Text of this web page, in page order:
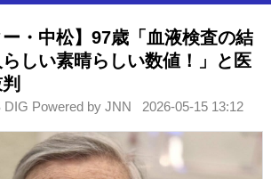
ー・中松】97歳「血液検査の結
しい素晴らしい数値！」と医
DIG Powered by JNN 2026-05-15 13:12